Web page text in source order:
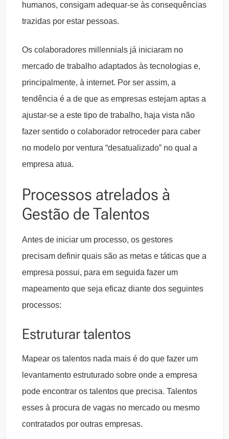
humanos, consigam adequar-se às consequências
trazidas por estar pessoas.
Os colaboradores millennials já iniciaram no
mercado de trabalho adaptados às tecnologias e,
principalmente, à internet. Por ser assim, a
tendência é a de que as empresas estejam aptas a
ajustar-se a este tipo de trabalho, haja vista não
fazer sentido o colaborador retroceder para caber
no modelo por ventura “desatualizado” no qual a
empresa atua.
Processos atrelados à
Gestão de Talentos
Antes de iniciar um processo, os gestores
precisam definir quais são as metas e táticas que a
empresa possui, para em seguida fazer um
mapeamento que seja eficaz diante dos seguintes
processos:
Estruturar talentos
Mapear os talentos nada mais é do que fazer um
levantamento estruturado sobre onde a empresa
pode encontrar os talentos que precisa. Talentos
esses à procura de vagas no mercado ou mesmo
contratados por outras empresas.